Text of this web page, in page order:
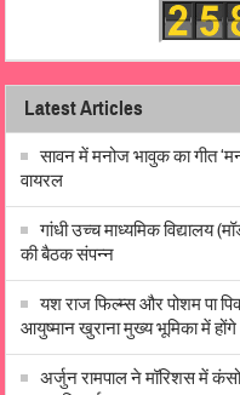
Latest Articles
सावन में मनोज भावुक का गीत
वायरल
गांधी उच्च माध्यमिक विद्यालय
की बैठक संपन्न
यश राज फिल्म्स और पोशम पा
आयुष्मान खुराना मुख्य भूमिका में होंगे
अर्जुन रामपाल ने मॉरिशस में